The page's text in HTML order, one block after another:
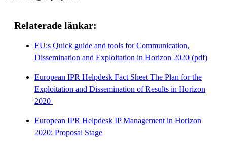
Relaterade länkar:
EU:s Quick guide and tools for Communication,
Dissemination and Exploitation in Horizon 2020 (pdf)
European IPR Helpdesk Fact Sheet The Plan for the
Exploitation and Dissemination of Results in Horizon
2020
European IPR Helpdesk IP Management in Horizon
2020: Proposal Stage